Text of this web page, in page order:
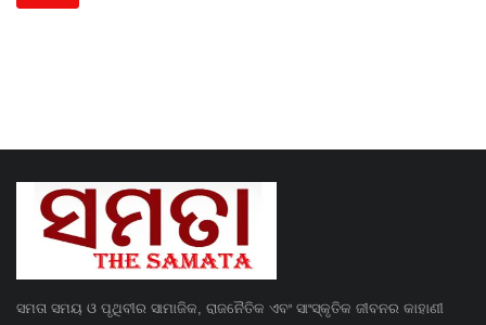
ସମତା ସମୟ ଓ ପୃଥିବୀର ସାମାଜିକ, ରାଜନୈତିକ ଏବଂ ସାଂସ୍କୃତିକ ଜୀବନର କାହାଣୀ